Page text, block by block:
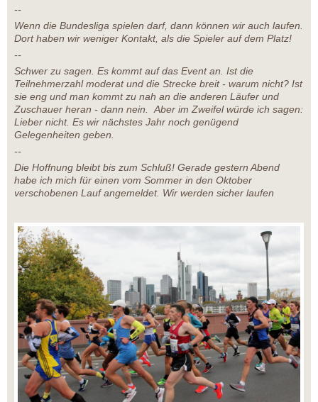
--
Wenn die Bundesliga spielen darf, dann können wir auch laufen.
Dort haben wir weniger Kontakt, als die Spieler auf dem Platz!
--
Schwer zu sagen. Es kommt auf das Event an. Ist die
Teilnehmerzahl moderat und die Strecke breit - warum nicht? Ist
sie eng und man kommt zu nah an die anderen Läufer und
Zuschauer heran - dann nein. Aber im Zweifel würde ich sagen:
Lieber nicht. Es wir nächstes Jahr noch genügend
Gelegenheiten geben.
--
Die Hoffnung bleibt bis zum Schluß! Gerade gestern Abend
habe ich mich für einen vom Sommer in den Oktober
verschobenen Lauf angemeldet. Wir werden sicher laufen